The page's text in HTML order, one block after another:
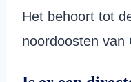
Het behoort tot
noordoosten van